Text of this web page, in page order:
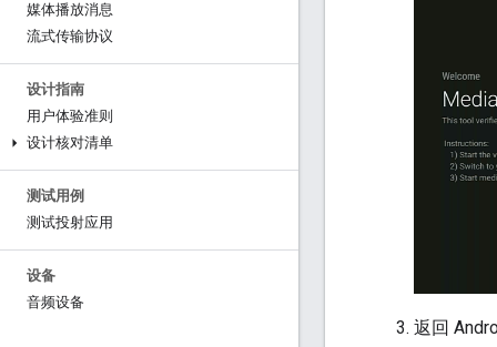
媒体播放消息
流式传输协议
设计指南
用户体验准则
设计核对清单
测试用例
测试投射应用
设备
音频设备
返回